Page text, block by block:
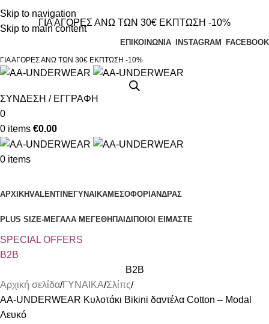
Skip to navigation
Skip to main content
Τηλεφωνικές παραγγελίες 23210 97300
ΓΙΑ ΑΓΟΡΕΣ ΑΝΩ ΤΩΝ 30€ ΕΚΠΤΩΣΗ -10%
ΕΠΙΚΟΙΝΩΝΙΑ INSTAGRAM FACEBOOK
ΓΙΑ ΑΓΟΡΕΣ ΑΝΩ ΤΩΝ 30€ ΕΚΠΤΩΣΗ -10%
ΣΥΝΔΕΣΗ / ΕΓΓΡΑΦΗ
0
0 items €0.00
0 items
ΑΡΧΙΚΗVALENTINEΓΥΝΑΙΚΑΜΕΣΟΦΟΡΙ ΑΝΔΡΑΣ
PLUS SIZE-ΜΕΓΑΛΑ ΜΕΓΕΘΗ ΠΑΙΔΙ ΠΟΙΟΙ ΕΙΜΑΣΤΕ
SPECIAL OFFERS
B2B
B2B
Αρχική σελίδα ΓΥΝΑΙΚΑ Σλίπς
AA-UNDERWEAR Κυλοτάκι Bikini δαντέλα Cotton – Modal
Λευκό